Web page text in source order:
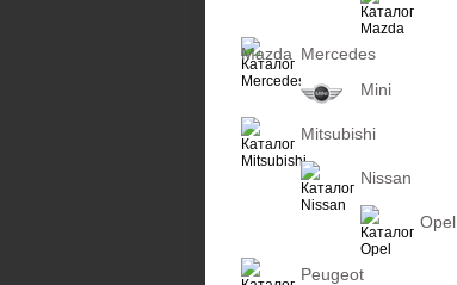
Mazda Mercedes
Mini
Mitsubishi
Nissan
Opel
Peugeot